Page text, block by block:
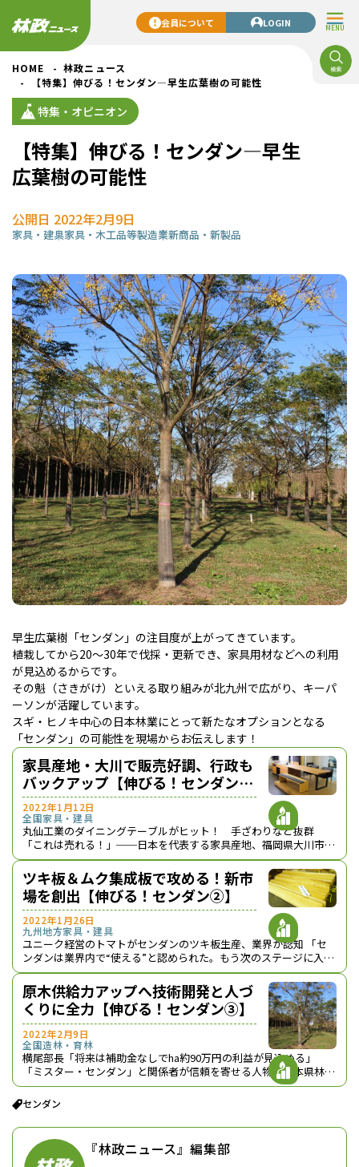
MENU
会員について LOGIN
HOME
林政ニュース
【特集】伸びる！センダン―早生広葉樹の可能性
特集・オピニオン
【特集】伸びる！センダン―早生
広葉樹の可能性
公開日 2022年2月9日
家具・建具家具・木工品等製造業新商品・新製品
早生広葉樹「センダン」の注目度が上がってきています。
植栽してから20～30年で伐採・更新でき、家具用材などへの利用
が見込めるからです。
その魁（さきがけ）といえる取り組みが北九州で広がり、キーパ
ーソンが活躍しています。
スギ・ヒノキ中心の日本林業にとって新たなオプションとなる
「センダン」の可能性を現場からお伝えします！
全国家具・建具
2022年1月12日
家具産地・大川で販売好調、行政も
バックアップ【伸びる！センダン
①】
丸仙工業のダイニングテーブルがヒット！ 手ざわりなど抜群
「これは売れる！」──日本を代表する家具産地、福岡県大川市の
田中智範・（株）丸仙工業社長は明言する。センダンの適度な硬さ
と木目の美しさ、クリア塗装との相性のよさに […]
九州地方家具・建具
2022年1月26日
ツキ板＆ムク集成板で攻める！新市
場を創出【伸びる！センダン②】
ユニーク経営のトマトがセンダンのツキ板生産、業界が認知 「セ
ンダンは業界内で“使える”と認められた。もう次のステージに入っ
ている」──こう話すのは、（有）トマトの池末和海社長。池末社
長は、大川化粧合板工業協同組合の理事長 […]
全国造林・育林
2022年2月9日
原木供給力アップへ技術開発と人づ
くりに全力【伸びる！センダン③】
横尾部長「将来は補助金なしでha約90万円の利益が見込める」
「ミスター・センダン」と関係者が信頼を寄せる人物が熊本県林業
研究・研修センターにいる。育林環境部長をつとめる横尾謙一郎氏
だ。横尾部長は、センダンの施業体系づく […]
センダン
『林政ニュース』編集部